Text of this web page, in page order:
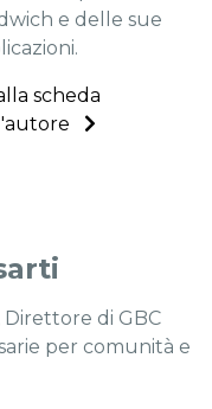
e delle sue
scheda
Direttore di GBC
per comunità e